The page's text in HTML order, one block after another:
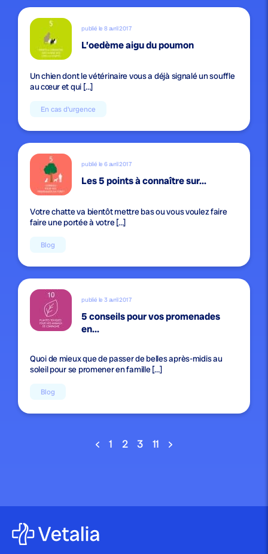
publié le 8 avril 2017
L’oedème aigu du poumon
Un chien dont le vétérinaire vous a déjà signalé un souffle
au cœur et qui […]
En cas d'urgence
publié le 6 avril 2017
Les 5 points à connaître sur...
Votre chatte va bientôt mettre bas ou vous voulez faire
faire une portée à votre […]
Blog
publié le 3 avril 2017
5 conseils pour vos promenades
en...
Quoi de mieux que de passer de belles après-midis au
soleil pour se promener en famille […]
Blog
1 2 3 11